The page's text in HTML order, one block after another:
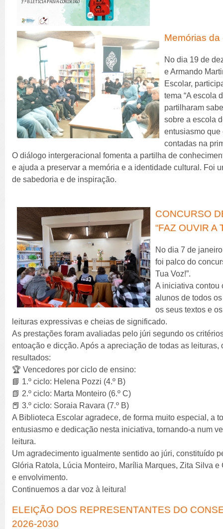
Memórias
No dia 19 de
e Armando
Escolar,
tema “A escola
partilharam
sobre a escola
entusiasmo que
contadas na
O diálogo intergeracional fomenta a partilha de
e ajuda a preservar a memória e a identidade cultural. Foi
de sabedoria e de inspiração.
CONCURSO
“FAZ OUVIR A
No dia 7 de
foi palco do
Tua Voz!”.
A iniciativa contou
alunos de todos
os seus textos e
leituras expressivas e cheias de significado.
As prestações foram avaliadas pelo júri segundo os
entoação e dicção. Após a apreciação de todas as
resultados:
🏆 Vencedores por ciclo de ensino:
📘 1.º ciclo: Helena Pozzi (4.º B)
📗 2.º ciclo: Marta Monteiro (6.º C)
📕 3.º ciclo: Soraia Ravara (7.º B)
A Biblioteca Escolar agradece, de forma muito especial, a
entusiasmo e dedicação nesta iniciativa, tornando-a num
leitura.
Um agradecimento igualmente sentido ao júri, constituído
Glória Ratola, Lúcia Monteiro, Marília Marques, Zita Silva
e envolvimento.
Continuemos a dar voz à leitura!
ELEIÇÃO DOS REPRESENTANTES DO
2026-2030